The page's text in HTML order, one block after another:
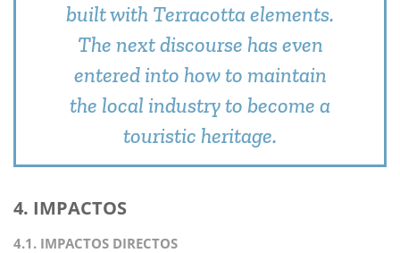
built with Terracotta elements.
The next discourse has even
entered into how to maintain
the local industry to become a
touristic heritage.
4. IMPACTOS
4.1. IMPACTOS DIRECTOS